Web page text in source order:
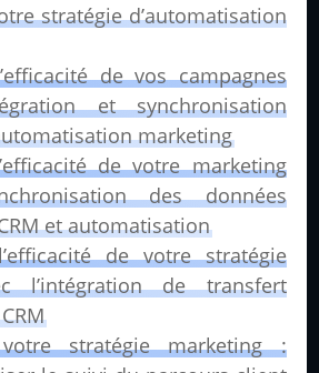
stratégie d’automatisation
de vos campagnes
et synchronisation
marketing
de votre marketing
des données
et automatisation
de votre stratégie
l’intégration de transfert
stratégie marketing :